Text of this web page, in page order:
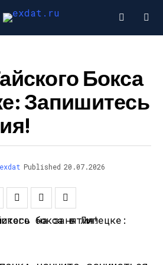
Бокса
Запишитесь
exdat Published 20.07.2026